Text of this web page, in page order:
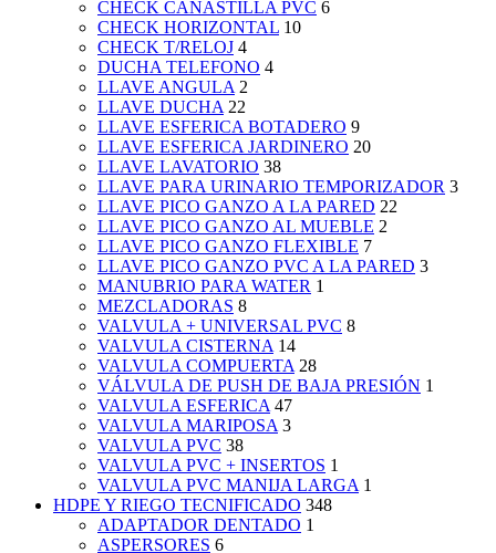
CHECK CANASTILLA PVC 6
CHECK HORIZONTAL 10
CHECK T/RELOJ 4
DUCHA TELEFONO 4
LLAVE ANGULA 2
LLAVE DUCHA 22
LLAVE ESFERICA BOTADERO 9
LLAVE ESFERICA JARDINERO 20
LLAVE LAVATORIO 38
LLAVE PARA URINARIO TEMPORIZADOR 3
LLAVE PICO GANZO A LA PARED 22
LLAVE PICO GANZO AL MUEBLE 2
LLAVE PICO GANZO FLEXIBLE 7
LLAVE PICO GANZO PVC A LA PARED 3
MANUBRIO PARA WATER 1
MEZCLADORAS 8
VALVULA + UNIVERSAL PVC 8
VALVULA CISTERNA 14
VALVULA COMPUERTA 28
VÁLVULA DE PUSH DE BAJA PRESIÓN 1
VALVULA ESFERICA 47
VALVULA MARIPOSA 3
VALVULA PVC 38
VALVULA PVC + INSERTOS 1
VALVULA PVC MANIJA LARGA 1
HDPE Y RIEGO TECNIFICADO 348
ADAPTADOR DENTADO 1
ASPERSORES 6